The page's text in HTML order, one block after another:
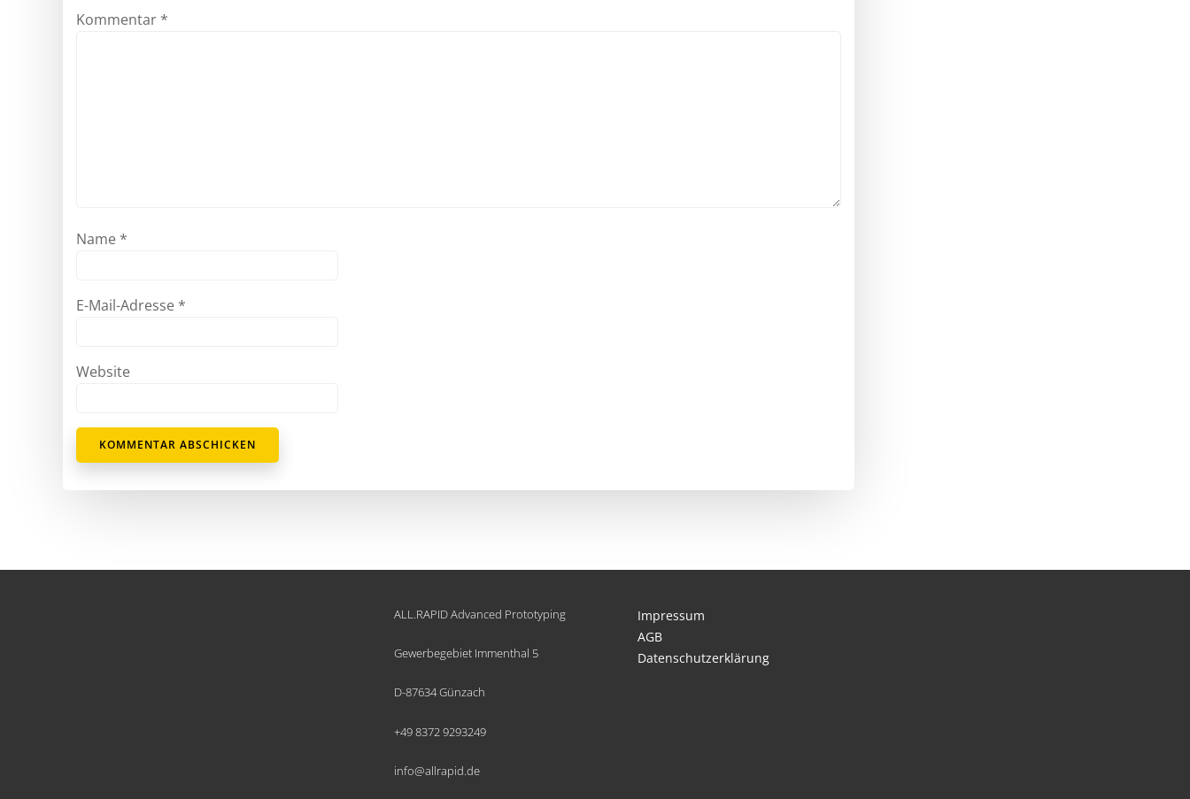
Kommentar *
Name *
E-Mail-Adresse *
Website
ALL.RAPID Advanced Prototyping
Gewerbegebiet Immenthal 5
D-87634 Günzach
+49 8372 9293249
info@allrapid.de
Impressum
AGB
Datenschutzerklärung